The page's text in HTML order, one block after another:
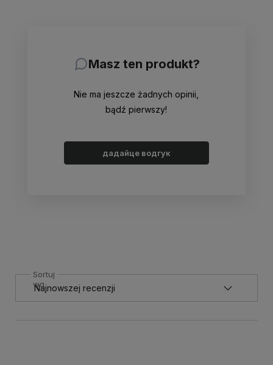
Masz ten produkt?
Nie ma jeszcze żadnych opinii,
bądź pierwszy!
дадайце водгук
Sortuj
wg